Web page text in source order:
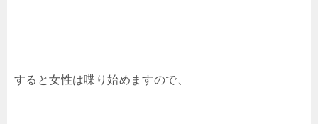
すると女性は喋り始めますので、